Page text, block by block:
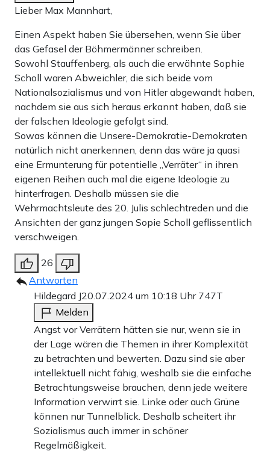
MitApollo Chronikschreiben wir ab jetzt jede
Woche über historische Themen – und Ereignisse
der Vergangenheit, die uns prägen, über die aber
oft ein verzerrtes Bild vorherrscht.
Teilen:
Zu den Kommentaren (100)
Einmalig Monatlich
Apollo News unterstützen
Zahlungsoptionen:
10 €
15 €
Weiter zum Zahlen
Bank-Überweisung
Lieber Max Mannhart,
Einen Aspekt haben Sie übersehen, wenn Sie über
das Gefasel der Böhmermänner schreiben.
Sowohl Stauffenberg, als auch die erwähnte Sophie
Scholl waren Abweichler, die sich beide vom
Nationalsozialismus und von Hitler abgewandt haben,
nachdem sie aus sich heraus erkannt haben, daß sie
der falschen Ideologie gefolgt sind.
Sowas können die Unsere-Demokratie-Demokraten
natürlich nicht anerkennen, denn das wäre ja quasi
eine Ermunterung für potentielle „Verräter“ in ihren
eigenen Reihen auch mal die eigene Ideologie zu
hinterfragen. Deshalb müssen sie die
Wehrmachtsleute des 20. Julis schlechtreden und die
Ansichten der ganz jungen Sopie Scholl geflissentlich
verschweigen.
26
Antworten
Hildegard J20.07.2024 um 10:18 Uhr 747T
Melden
Angst vor Verrätern hätten sie nur, wenn sie in
der Lage wären die Themen in ihrer Komplexität
zu betrachten und bewerten. Dazu sind sie aber
intellektuell nicht fähig, weshalb sie die einfache
Betrachtungsweise brauchen, denn jede weitere
Information verwirrt sie. Linke oder auch Grüne
können nur Tunnelblick. Deshalb scheitert ihr
Sozialismus auch immer in schöner
Regelmäßigkeit.